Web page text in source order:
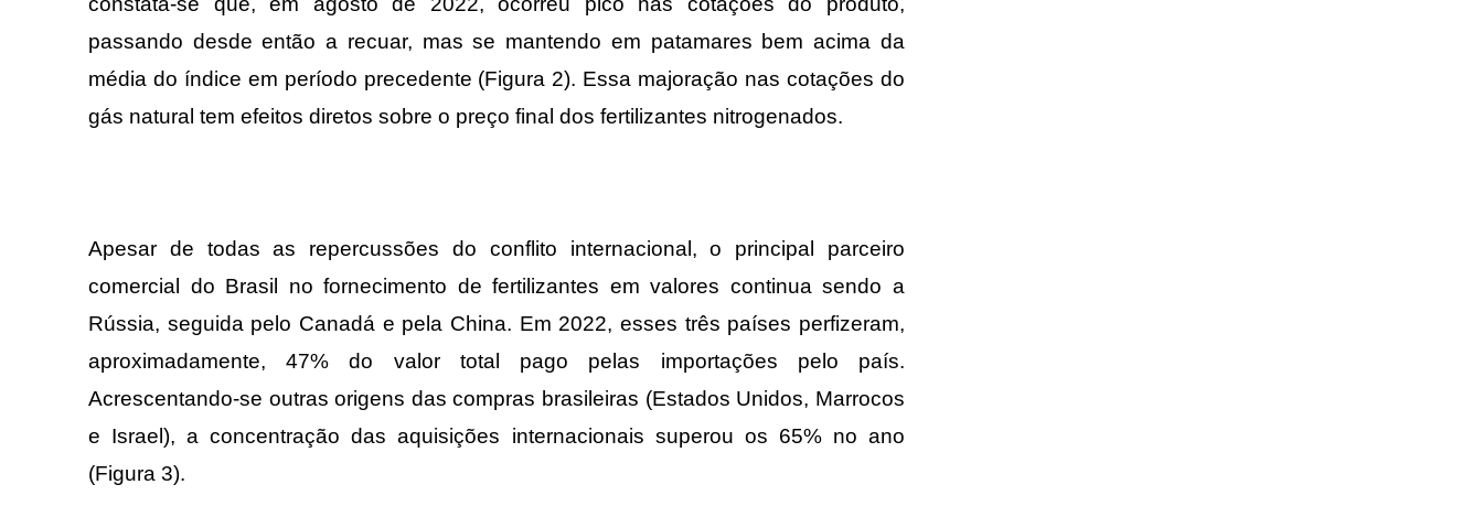
passando desde então a recuar, mas se mantendo em patamares bem acima da
média do índice em período precedente (Figura 2). Essa majoração nas cotações do
gás natural tem efeitos diretos sobre o preço final dos fertilizantes nitrogenados.
Apesar de todas as repercussões do conflito internacional, o principal parceiro
comercial do Brasil no fornecimento de fertilizantes em valores continua sendo a
Rússia, seguida pelo Canadá e pela China. Em 2022, esses três países perfizeram,
aproximadamente, 47% do valor total pago pelas importações pelo país.
Acrescentando-se outras origens das compras brasileiras (Estados Unidos, Marrocos
e Israel), a concentração das aquisições internacionais superou os 65% no ano
(Figura 3).